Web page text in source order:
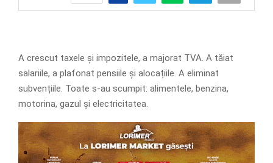
A crescut taxele și impozitele, a majorat TVA. A tăiat
salariile, a plafonat pensiile și alocațiile. A eliminat
subvențiile. Toate s-au scumpit: alimentele, benzina,
motorina, gazul și electricitatea.